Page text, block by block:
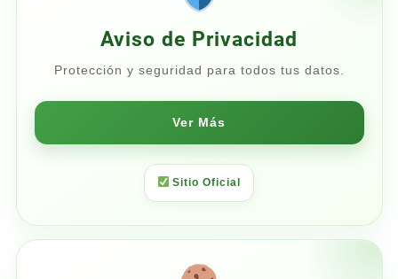
Aviso de Privacidad
Protección y seguridad para todos tus datos.
Ver Más
Sitio Oficial